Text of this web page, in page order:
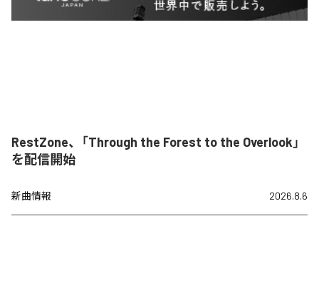
RestZone、「Through the Forest to the Overlook」
を配信開始
新曲情報 2026.8.6